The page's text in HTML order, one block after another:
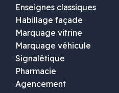
Enseignes classiques
Habillage façade
Marquage vitrine
Marquage véhicule
Signalétique
Pharmacie
Agencement